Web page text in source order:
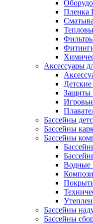
Аксессуары
Защиты
Бассейны
Бассейны
Бассейны
Водные
Бассейны
Бассейны